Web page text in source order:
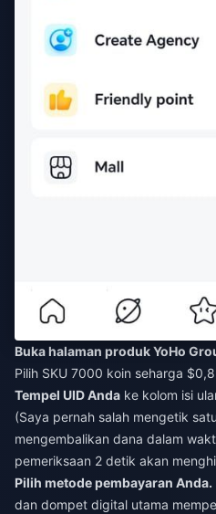
Buka halaman produk YoHo
Pilih SKU 7000 koin seharga
Tempel UID Anda ke kolom isi
(Saya pernah salah mengetik
mengembalikan dana dalam
pemeriksaan 2 detik akan
Pilih metode pembayaran Anda.
dan dompet digital utama